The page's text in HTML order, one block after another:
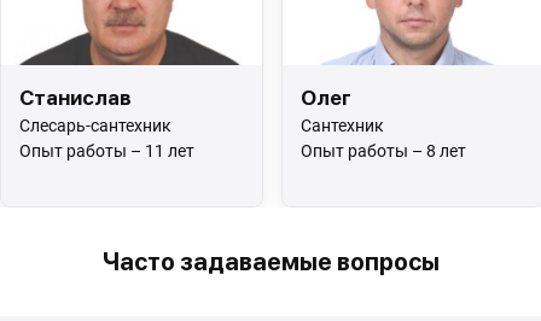
Станислав
Слесарь-сантехник
Опыт работы – 11 лет
Олег
Сантехник
Опыт работы – 8 лет
Часто задаваемые вопросы